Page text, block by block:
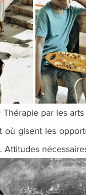
Thérapie par les
où gisent les
Attitudes